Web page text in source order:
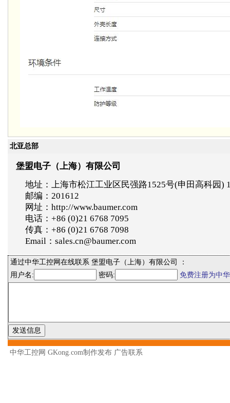
北亚总部
堡盟电子（上海）有限公司
地址：上海市松江工业区民强路1525号(申田高科园)
邮编：201612
网址：http://www.baumer.com
电话：+86 (0)21 6768 7095
传真：+86 (0)21 6768 7098
Email：sales.cn@baumer.com
通过中华工控网在线联系 堡盟电子（上海）有限公司 ：
用户名:
密码: 免费注册为中
中华工控网 GKong.com制作发布 广告联系